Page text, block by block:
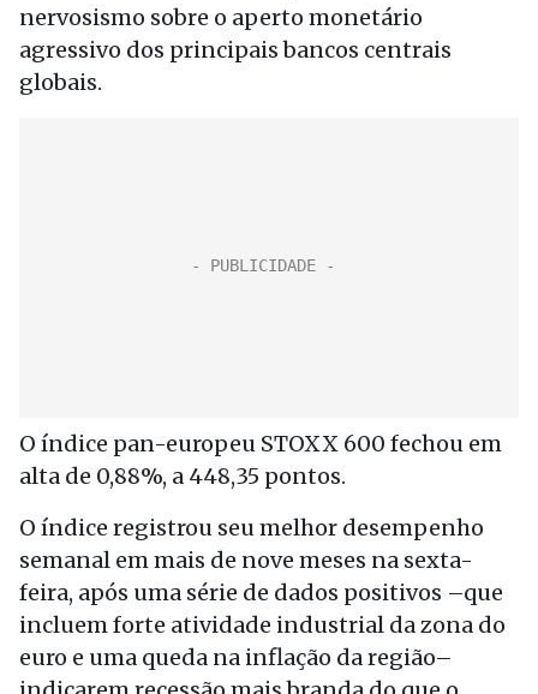
nervosismo sobre o aperto monetário
agressivo dos principais bancos centrais
globais.
O índice pan-europeu STOXX 600 fechou em
alta de 0,88%, a 448,35 pontos.
O índice registrou seu melhor desempenho
semanal em mais de nove meses na sexta-
feira, após uma série de dados positivos –que
incluem forte atividade industrial da zona do
euro e uma queda na inflação da região–